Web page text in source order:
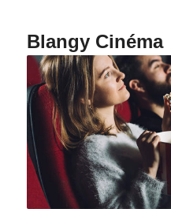
Blangy Cinéma